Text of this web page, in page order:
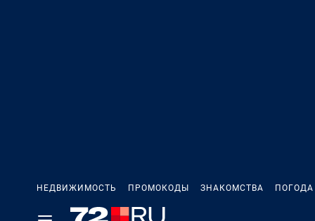
НЕДВИЖИМОСТЬ ПРОМОКОДЫ ЗНАКОМСТВА ПОГОДА